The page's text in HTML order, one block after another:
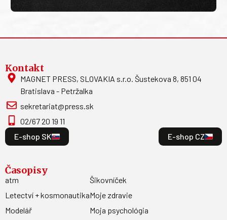
Kontakt
MAGNET PRESS, SLOVAKIA s.r.o. Šustekova 8, 851 04
Bratislava - Petržalka
sekretariat@press.sk
02/67 20 19 11
E-shop SK
E-shop CZ
Časopisy
atm
Letectví + kosmonautika
Modelář
Šikovníček
Moje zdravie
Moja psychológia